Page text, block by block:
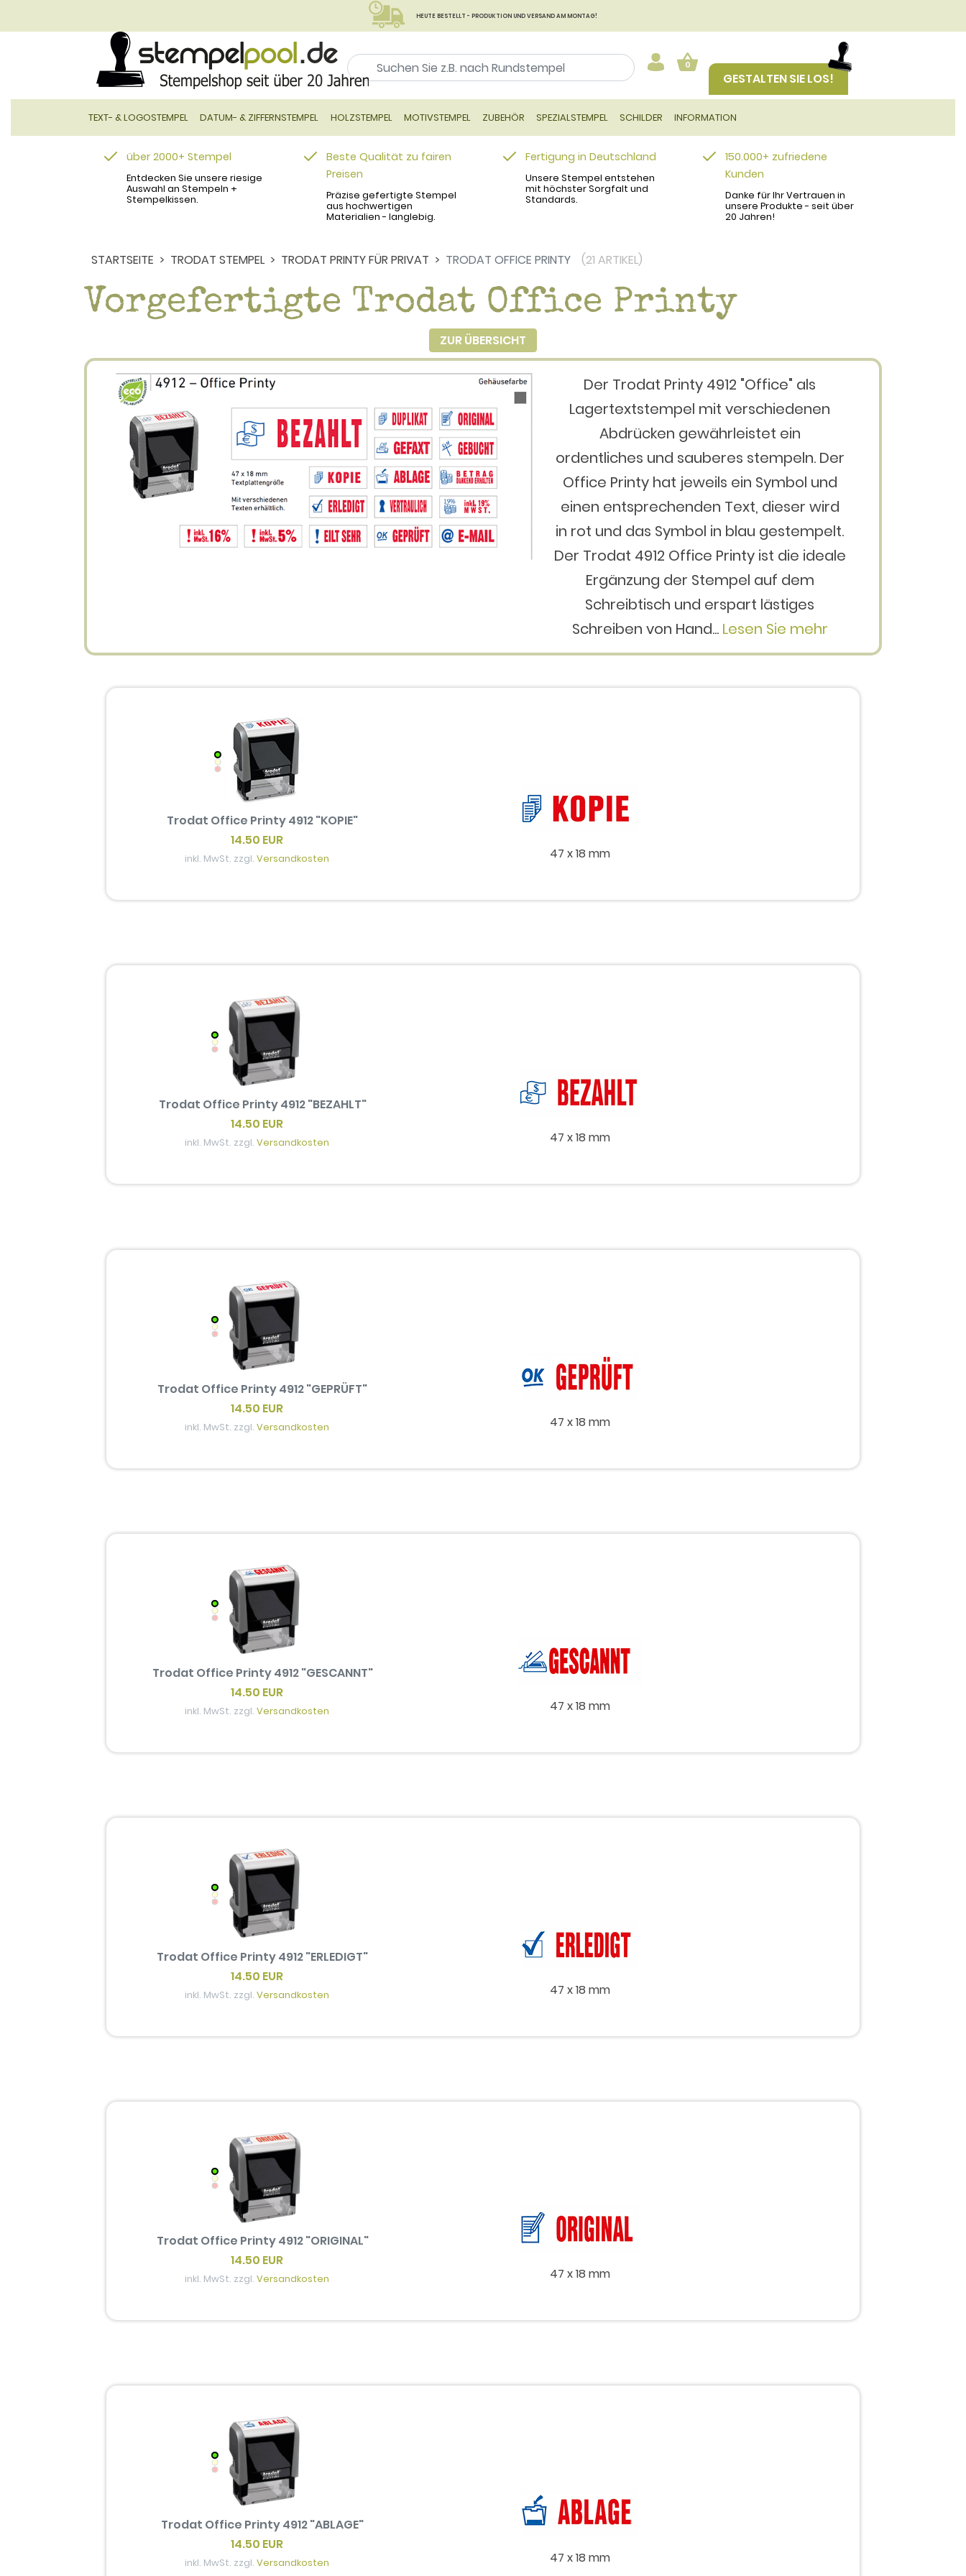
HEUTE BESTELLT - PRODUKTION UND VERSAND AM MONTAG!
0
GESTALTEN SIE LOS!
TEXT- & LOGOSTEMPEL DATUM- & ZIFFERNSTEMPEL HOLZSTEMPEL MOTIVSTEMPEL ZUBEHÖR SPEZIALSTEMPEL SCHILDER INFORMATION
über 2000+ Stempel
Entdecken Sie unsere riesige
Auswahl an Stempeln +
Stempelkissen.
Beste Qualität zu fairen
Preisen
Präzise gefertigte Stempel
aus hochwertigen
Materialien - langlebig.
Fertigung in Deutschland
Unsere Stempel entstehen
mit höchster Sorgfalt und
Standards.
150.000+ zufriedene
Kunden
Danke für Ihr Vertrauen in
unsere Produkte - seit über
20 Jahren!
STARTSEITE TRODAT STEMPEL TRODAT PRINTY FÜR PRIVAT TRODAT OFFICE PRINTY (21 ARTIKEL)
Vorgefertigte Trodat Office Printy
ZUR ÜBERSICHT
Der Trodat Printy 4912 "Office" als
Lagertextstempel mit verschiedenen
Abdrücken gewährleistet ein
ordentliches und sauberes stempeln. Der
Office Printy hat jeweils ein Symbol und
einen entsprechenden Text, dieser wird
in rot und das Symbol in blau gestempelt.
Der Trodat 4912 Office Printy ist die ideale
Ergänzung der Stempel auf dem
Schreibtisch und erspart lästiges
Schreiben von Hand... Lesen Sie mehr
Trodat Office Printy 4912 "KOPIE"
14.50 EUR
inkl. MwSt. zzgl. Versandkosten 47 x 18 mm
Trodat Office Printy 4912 "BEZAHLT"
14.50 EUR
inkl. MwSt. zzgl. Versandkosten 47 x 18 mm
Trodat Office Printy 4912 "GEPRÜFT"
14.50 EUR
inkl. MwSt. zzgl. Versandkosten 47 x 18 mm
Trodat Office Printy 4912 "GESCANNT"
14.50 EUR
inkl. MwSt. zzgl. Versandkosten 47 x 18 mm
Trodat Office Printy 4912 "ERLEDIGT"
14.50 EUR
inkl. MwSt. zzgl. Versandkosten 47 x 18 mm
Trodat Office Printy 4912 "ORIGINAL"
14.50 EUR
inkl. MwSt. zzgl. Versandkosten 47 x 18 mm
Trodat Office Printy 4912 "ABLAGE"
14.50 EUR
inkl. MwSt. zzgl. Versandkosten 47 x 18 mm